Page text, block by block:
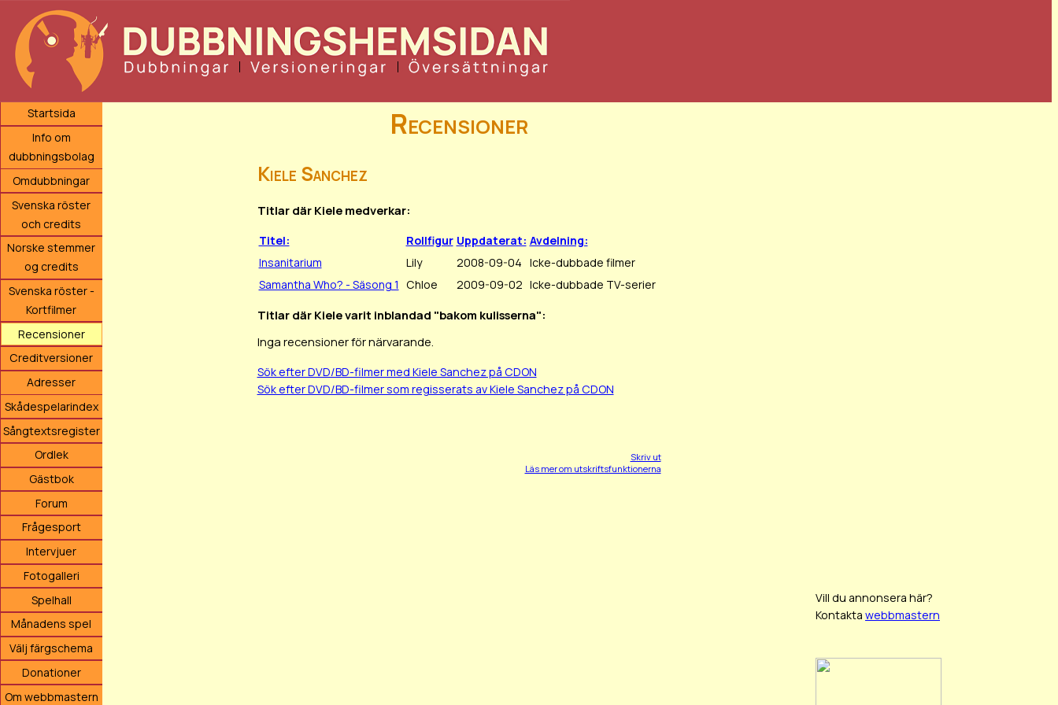
Startsida
Info om
dubbningsbolag
Omdubbningar
Svenska röster
och credits
Norske stemmer
og credits
Svenska röster -
Kortfilmer
Recensioner
Creditversioner
Adresser
Skådespelarindex
Sångtextsregister
Ordlek
Gästbok
Forum
Frågesport
Intervjuer
Fotogalleri
Spelhall
Månadens spel
Välj färgschema
Donationer
Om webbmastern
Recensioner
Kiele Sanchez
Titlar där Kiele medverkar:
Titel: Rollfigur Uppdaterat: Avdelning:
Insanitarium
Lily 2008-09-04 Icke-dubbade filmer
Samantha Who? - Säsong 1 Chloe 2009-09-02 Icke-dubbade TV-serier
Titlar där Kiele varit inblandad "bakom kulisserna":
Inga recensioner för närvarande.
Sök efter DVD/BD-filmer med Kiele Sanchez på CDON
Sök efter DVD/BD-filmer som regisserats av Kiele Sanchez på CDON
Skriv ut
Läs mer om utskriftsfunktionerna
Vill du annonsera här?
Kontakta webbmastern